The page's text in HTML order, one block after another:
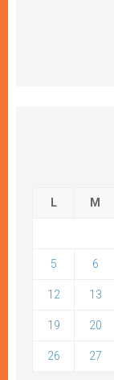
L M
5 6
12 13
19 20
26 27